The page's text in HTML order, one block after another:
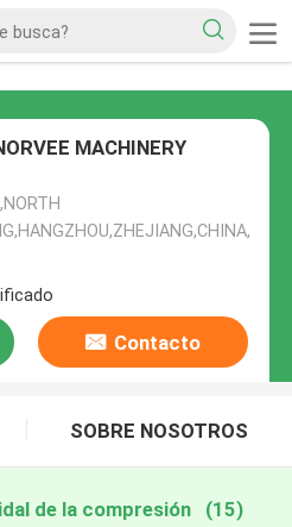
MACHINERY
Contacto
SOBRE NOSOTROS
de la compresión (15)